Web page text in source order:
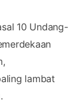
10 Undang-
lambat